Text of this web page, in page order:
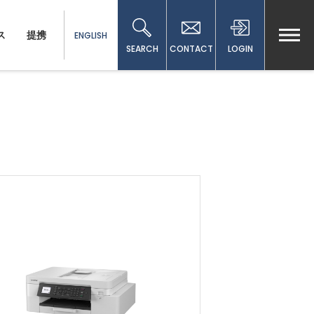
提携
ENGLISH
SEARCH
CONTACT LOGIN